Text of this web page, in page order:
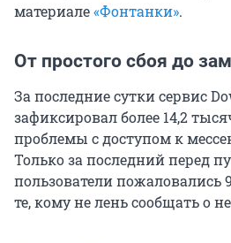
материале«Фонтанки».
От простого сбоя до
За последние сутки сервис
зафиксировал более 14,2
проблемы с доступом к
Только за последний перед
пользователи пожаловались
те, кому не лень сообщать о